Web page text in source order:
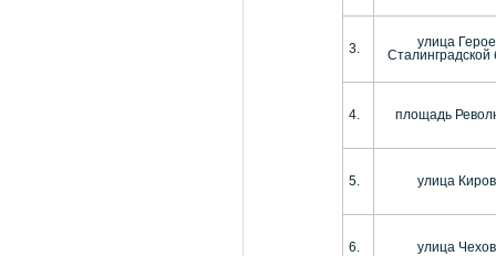
3.
улица
Сталинградской
4. площадь
5. улица
6. улица